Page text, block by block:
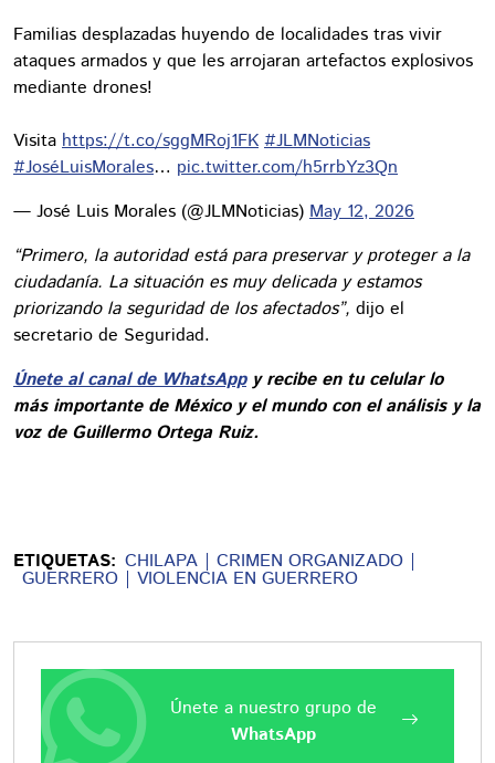
Familias desplazadas huyendo de localidades tras vivir
ataques armados y que les arrojaran artefactos explosivos
mediante drones!
Visita https://t.co/sggMRoj1FK #JLMNoticias
#JoséLuisMorales… pic.twitter.com/h5rrbYz3Qn
— José Luis Morales (@JLMNoticias) May 12, 2026
“Primero, la autoridad está para preservar y proteger a la
ciudadanía. La situación es muy delicada y estamos
priorizando la seguridad de los afectados”, dijo el
secretario de Seguridad.
Únete al canal de WhatsAppy recibe en tu celular lo
más importante de México y el mundo con el análisis y la
voz de Guillermo Ortega Ruiz.
ETIQUETAS: CHILAPA CRIMEN ORGANIZADO
GUERRERO VIOLENCIA EN GUERRERO
Únete a nuestro grupo de
WhatsApp